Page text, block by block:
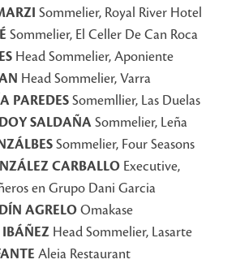
Sommelier, Royal River Hotel
Sommelier, El Celler De Can Roca
Head Sommelier, Aponiente
Head Sommelier, Varra
PAREDES Somemllier, Las Duelas
SALDAÑA Sommelier, Leña
Sommelier, Four Seasons
CARBALLO Executive,
en Grupo Dani Garcia
AGRELO Omakase
IBÁÑEZ Head Sommelier, Lasarte
Aleia Restaurant